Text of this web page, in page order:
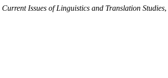
Current Issues of Linguistics and Translation Studies,